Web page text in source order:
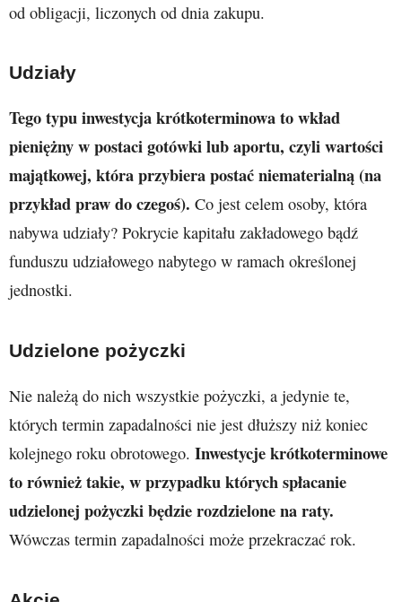
od obligacji, liczonych od dnia zakupu.
Udziały
Tego typu inwestycja krótkoterminowa to wkład
pieniężny w postaci gotówki lub aportu, czyli wartości
majątkowej, która przybiera postać niematerialną (na
przykład praw do czegoś). Co jest celem osoby, która
nabywa udziały? Pokrycie kapitału zakładowego bądź
funduszu udziałowego nabytego w ramach określonej
jednostki.
Udzielone pożyczki
Nie należą do nich wszystkie pożyczki, a jedynie te,
których termin zapadalności nie jest dłuższy niż koniec
kolejnego roku obrotowego. Inwestycje krótkoterminowe
to również takie, w przypadku których spłacanie
udzielonej pożyczki będzie rozdzielone na raty.
Wówczas termin zapadalności może przekraczać rok.